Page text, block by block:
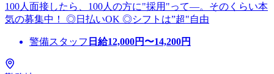
100人面接したら、100人の方に"採用"って―。そのくらい本
気の募集中！ ◎日払いOK ◎シフトは”超"自由
警備スタッフ 日給12,000円〜14,200円